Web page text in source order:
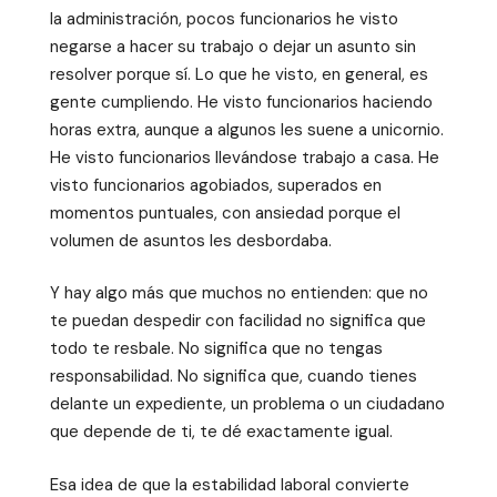
la administración, pocos funcionarios he visto
negarse a hacer su trabajo o dejar un asunto sin
resolver porque sí. Lo que he visto, en general, es
gente cumpliendo. He visto funcionarios haciendo
horas extra, aunque a algunos les suene a unicornio.
He visto funcionarios llevándose trabajo a casa. He
visto funcionarios agobiados, superados en
momentos puntuales, con ansiedad porque el
volumen de asuntos les desbordaba.
Y hay algo más que muchos no entienden: que no
te puedan despedir con facilidad no significa que
todo te resbale. No significa que no tengas
responsabilidad. No significa que, cuando tienes
delante un expediente, un problema o un ciudadano
que depende de ti, te dé exactamente igual.
Esa idea de que la estabilidad laboral convierte